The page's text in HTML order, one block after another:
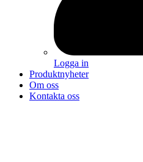
Logga in
Produktnyheter
Om oss
Kontakta oss